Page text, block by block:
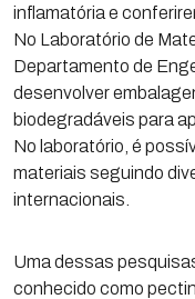
inflamatória e
No Laboratório de
Departamento de
desenvolver
biodegradáveis para
No laboratório, é
materiais seguindo
internacionais.
Uma dessas
conhecido como